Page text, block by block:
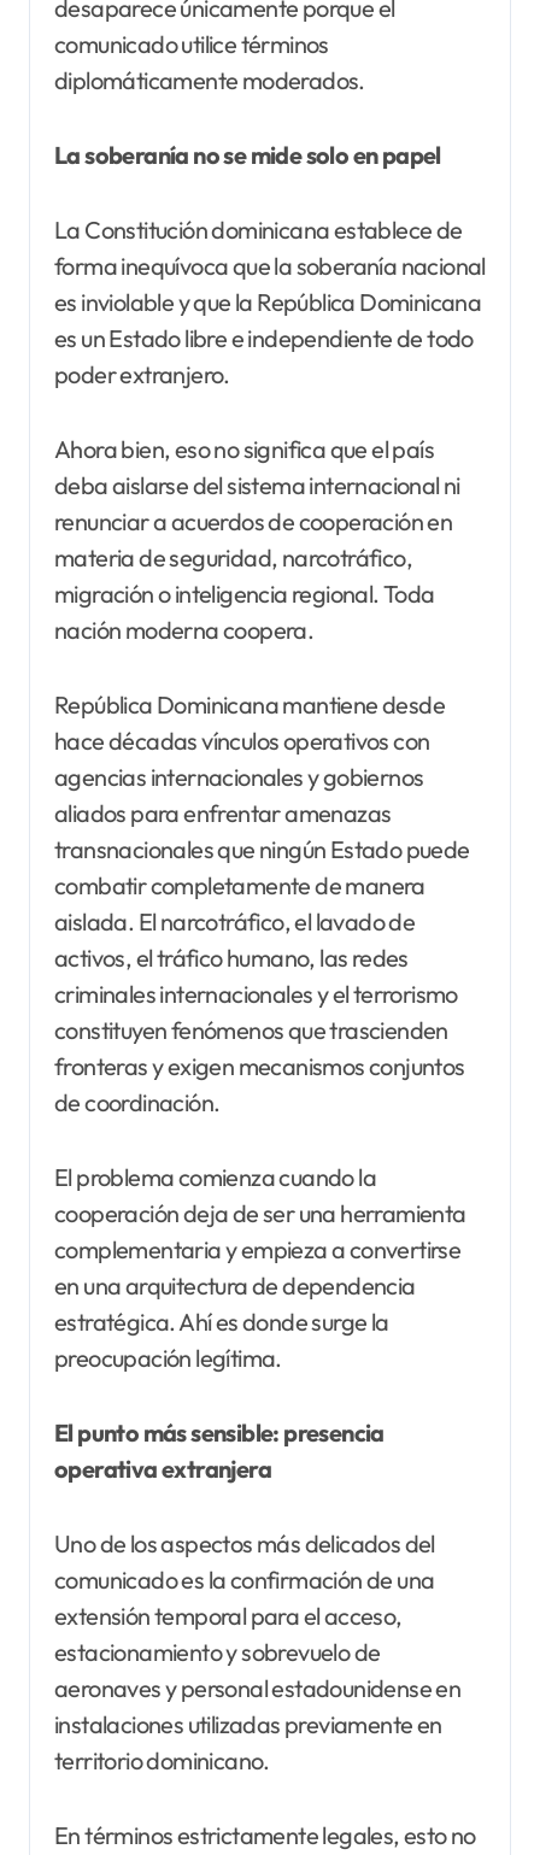
desaparece únicamente porque el
comunicado utilice términos
diplomáticamente moderados.
La soberanía no se mide solo en papel
La Constitución dominicana establece de
forma inequívoca que la soberanía nacional
es inviolable y que la República Dominicana
es un Estado libre e independiente de todo
poder extranjero.
Ahora bien, eso no significa que el país
deba aislarse del sistema internacional ni
renunciar a acuerdos de cooperación en
materia de seguridad, narcotráfico,
migración o inteligencia regional. Toda
nación moderna coopera.
República Dominicana mantiene desde
hace décadas vínculos operativos con
agencias internacionales y gobiernos
aliados para enfrentar amenazas
transnacionales que ningún Estado puede
combatir completamente de manera
aislada. El narcotráfico, el lavado de
activos, el tráfico humano, las redes
criminales internacionales y el terrorismo
constituyen fenómenos que trascienden
fronteras y exigen mecanismos conjuntos
de coordinación.
El problema comienza cuando la
cooperación deja de ser una herramienta
complementaria y empieza a convertirse
en una arquitectura de dependencia
estratégica. Ahí es donde surge la
preocupación legítima.
El punto más sensible: presencia
operativa extranjera
Uno de los aspectos más delicados del
comunicado es la confirmación de una
extensión temporal para el acceso,
estacionamiento y sobrevuelo de
aeronaves y personal estadounidense en
instalaciones utilizadas previamente en
territorio dominicano.
En términos estrictamente legales, esto no